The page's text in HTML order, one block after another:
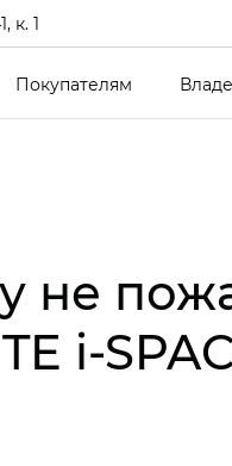
к. 1
Покупателям
не